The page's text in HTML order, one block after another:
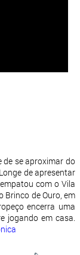
de se aproximar do
de apresentar
com o Vila
Brinco de Ouro, em
encerra uma
jogando em casa.